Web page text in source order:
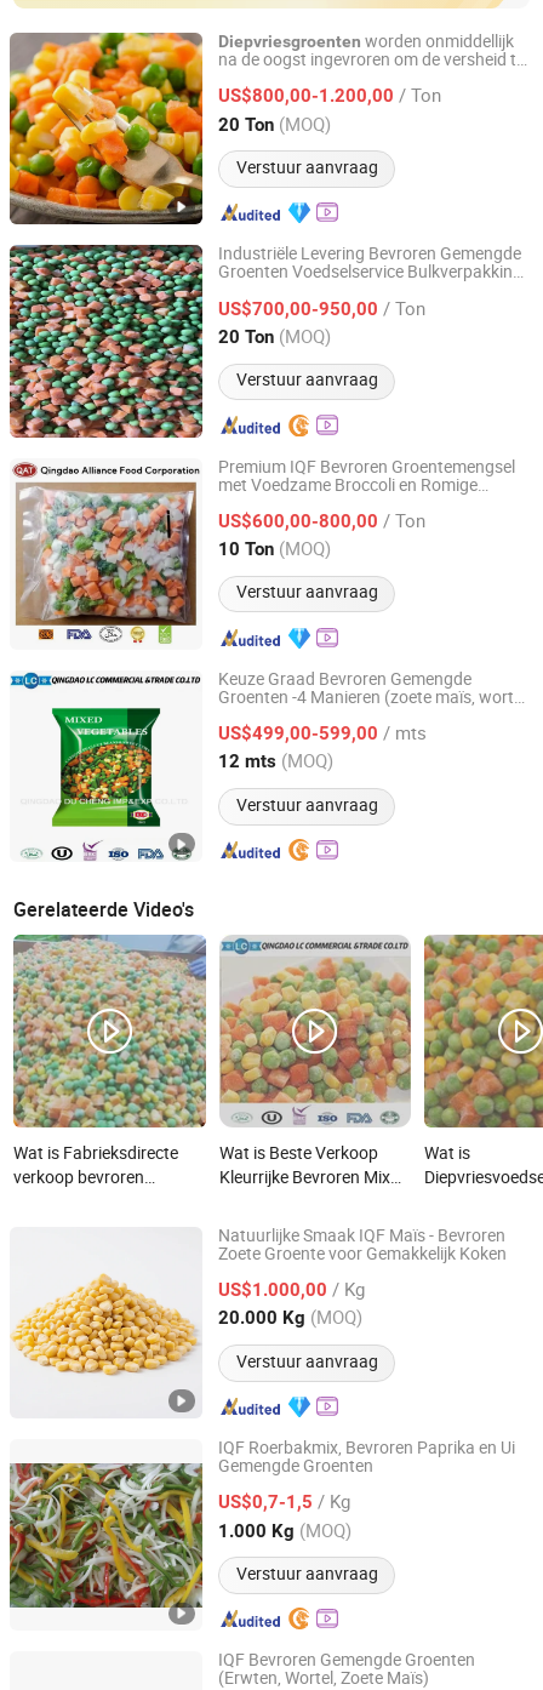
Diepvriesgroenten worden onmiddellijk
na de oogst ingevroren om de versheid te
US$800,00-1.200,00 / Ton
20 Ton (MOQ)
Verstuur aanvraag
Pintong International Trade (Qingdao) Co, Ltd.
Shandong, China Sinds 2025
Industriële Levering Bevroren Gemengde
Groenten Voedselservice Bulkverpakking
Groenten
US$700,00-950,00 / Ton
20 Ton (MOQ)
Verstuur aanvraag
XIAMEN GT INTERNATIONAL FOODS CO., LTD.
Fujian, China Sinds 2026
Premium IQF Bevroren Groentemengsel
met Voedzame Broccoli en Romige
US$600,00-800,00 / Ton
10 Ton (MOQ)
Verstuur aanvraag
QINGDAO ALLIANCE FOOD CORP.
Shandong, China Sinds 2016
Keuze Graad Bevroren Gemengde
Groenten -4 Manieren (zoete maïs, wortel,
US$499,00-599,00 / mts
12 mts (MOQ)
Verstuur aanvraag
Qingdao LC Commercial & Trade Co., Ltd.
Shandong, China Sinds 2019
Gerelateerde Video's
Wat is Fabrieksdirecte
verkoop bevroren
Wat is Beste Verkoop
Kleurrijke Bevroren Mix
Wat is
Gemengde
Natuurlijke Smaak IQF Maïs - Bevroren
Zoete Groente voor Gemakkelijk Koken
US$1.000,00 / Kg
20.000 Kg (MOQ)
Verstuur aanvraag
Fujian Yong'an Gexin Food Co., Ltd.
Fujian, China Sinds 2026
IQF Roerbakmix, Bevroren Paprika en Ui
Gemengde Groenten
US$0,7-1,5 / Kg
1.000 Kg (MOQ)
Verstuur aanvraag
YANTAI LAN RUI FOOD IMPORT AND EXPORT CO., LTD.
Shandong, China Sinds 2022
IQF Bevroren Gemengde Groenten
(Erwten, Wortel, Zoete Maïs)